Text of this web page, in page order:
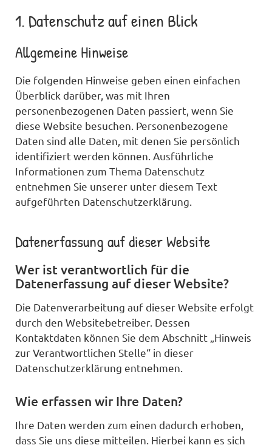
1. Datenschutz auf einen Blick
Allgemeine Hinweise
Die folgenden Hinweise geben einen einfachen
Überblick darüber, was mit Ihren
personenbezogenen Daten passiert, wenn Sie
diese Website besuchen. Personenbezogene
Daten sind alle Daten, mit denen Sie persönlich
identifiziert werden können. Ausführliche
Informationen zum Thema Datenschutz
entnehmen Sie unserer unter diesem Text
aufgeführten Datenschutzerklärung.
Datenerfassung auf dieser Website
Wer ist verantwortlich für die
Datenerfassung auf dieser Website?
Die Datenverarbeitung auf dieser Website erfolgt
durch den Websitebetreiber. Dessen
Kontaktdaten können Sie dem Abschnitt „Hinweis
zur Verantwortlichen Stelle“ in dieser
Datenschutzerklärung entnehmen.
Wie erfassen wir Ihre Daten?
Ihre Daten werden zum einen dadurch erhoben,
dass Sie uns diese mitteilen. Hierbei kann es sich